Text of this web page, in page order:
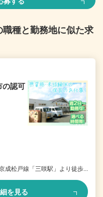
種と勤務地に似た求
の認可
成松戸線「三咲駅」より徒歩...
を見る